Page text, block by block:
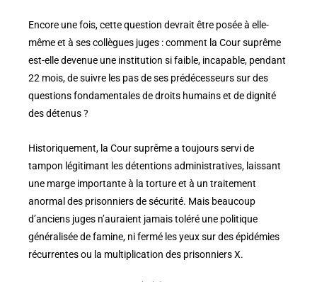
Encore une fois, cette question devrait être posée à elle-
même et à ses collègues juges : comment la Cour suprême
est-elle devenue une institution si faible, incapable, pendant
22 mois, de suivre les pas de ses prédécesseurs sur des
questions fondamentales de droits humains et de dignité
des détenus ?
Historiquement, la Cour suprême a toujours servi de
tampon légitimant les détentions administratives, laissant
une marge importante à la torture et à un traitement
anormal des prisonniers de sécurité. Mais beaucoup
d’anciens juges n’auraient jamais toléré une politique
généralisée de famine, ni fermé les yeux sur des épidémies
récurrentes ou la multiplication des prisonniers X.